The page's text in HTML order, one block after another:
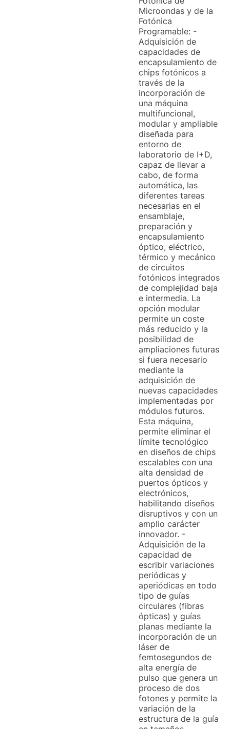
Microondas y de la
Fotónica
Programable: -
Adquisición de
capacidades de
encapsulamiento de
chips fotónicos a
través de la
incorporación de
una máquina
multifuncional,
modular y ampliable
diseñada para
entorno de
laboratorio de I+D,
capaz de llevar a
cabo, de forma
automática, las
diferentes tareas
necesarias en el
ensamblaje,
preparación y
encapsulamiento
óptico, eléctrico,
térmico y mecánico
de circuitos
fotónicos integrados
de complejidad baja
e intermedia. La
opción modular
permite un coste
más reducido y la
posibilidad de
ampliaciones futuras
si fuera necesario
mediante la
adquisición de
nuevas capacidades
implementadas por
módulos futuros.
Esta máquina,
permite eliminar el
límite tecnológico
en diseños de chips
escalables con una
alta densidad de
puertos ópticos y
electrónicos,
habilitando diseños
disruptivos y con un
amplio carácter
innovador. -
Adquisición de la
capacidad de
escribir variaciones
periódicas y
aperiódicas en todo
tipo de guías
circulares (fibras
ópticas) y guías
planas mediante la
incorporación de un
láser de
femtosegundos de
alta energía de
pulso que genera un
proceso de dos
fotones y permite la
variación de la
estructura de la guía